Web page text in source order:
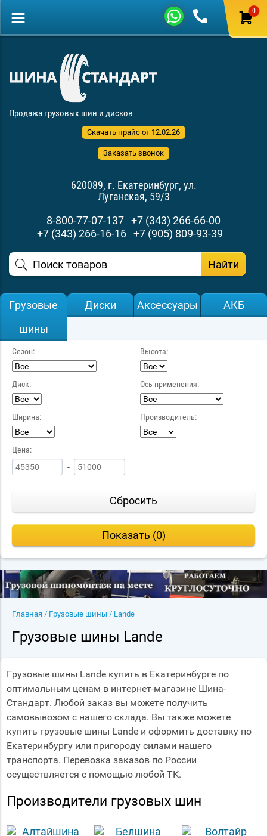
0
Продажа грузовых шин и дисков
Скачать прайс от 12.02.26
Заказать звонок
620089, г. Екатеринбург, ул.
Луганская, 59/3
8-800-77-07-137 +7 (343) 266-66-00
+7 (343) 266-16-16 +7 (905) 809-93-39
Главная / Грузовые шины / Lande
Грузовые шины Lande
Грузовые шины Lande купить в Екатеринбурге по
оптимальным ценам в интернет-магазине Шина-
Стандарт. Любой заказ вы можете получить
самовывозом с нашего склада. Вы также можете
купить грузовые шины Lande и оформить доставку по
Екатеринбургу или пригороду силами нашего
транспорта. Перевозка заказов по России
осуществляется с помощью любой ТК.
Производители грузовых шин
Грузовые
шины
Диски Аксессуары АКБ
Сезон: Высота:
Диск: Ось применения:
Ширина: Производитель:
Цена:
-
Сбросить
Показать (0)